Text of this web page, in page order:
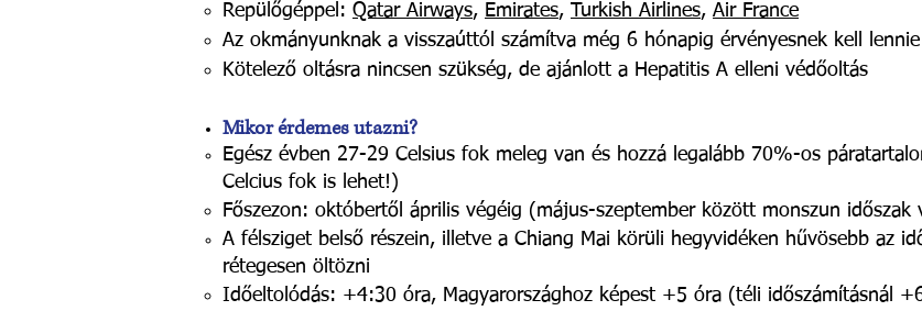
Repülőgéppel: Qatar Airways, Emirates, Turkish Airlines, Air France
Az okmányunknak a visszaúttól számítva még 6 hónapig érvényesnek kell lennie
Kötelező oltásra nincsen szükség, de ajánlott a Hepatitis A elleni védőoltás
Mikor érdemes utazni?
Egész évben 27-29 Celsius fok meleg van és hozzá legalább 70%-os
Celcius fok is lehet!)​
Főszezon: októbertől április végéig (május-szeptember között monszun időszak
A félsziget belső részein, illetve a Chiang Mai körüli hegyvidéken hűvösebb az
rétegesen öltözni
Időeltolódás: +4:30 óra, Magyarországhoz képest +5 óra (téli időszámításnál